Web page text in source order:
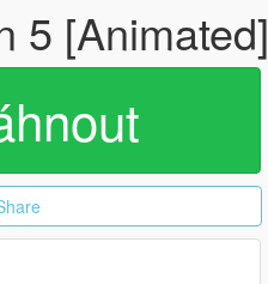
5 [Animated]